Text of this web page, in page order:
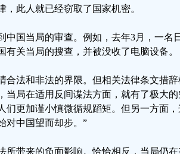
此人就已经窃取了国家机密。
国当局的审查。例如，去年3月，一名
关当局的搜查，并被没收了电脑设备。
合法和非法的界限。但相关法律条文措
当局在适用反间谍法方面，就有了极大
们更加谨小慎微循规蹈矩。但另一方面
对中国望而却步。”
所带来的负面影响。恰恰相反，当局仍